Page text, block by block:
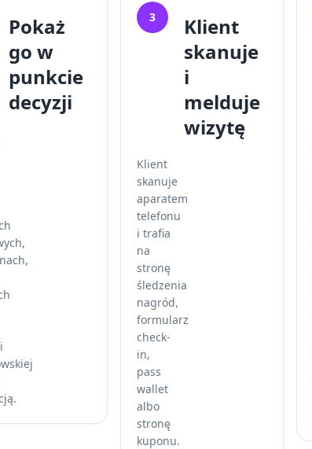
Pokaż
go w
punkcie
decyzji
3
Klient
skanuje
i
melduje
wizytę
Klient
skanuje
aparatem
telefonu
i trafia
na
stronę
śledzenia
nagród,
formularz
check-
in,
pass
wallet
albo
stronę
kuponu.